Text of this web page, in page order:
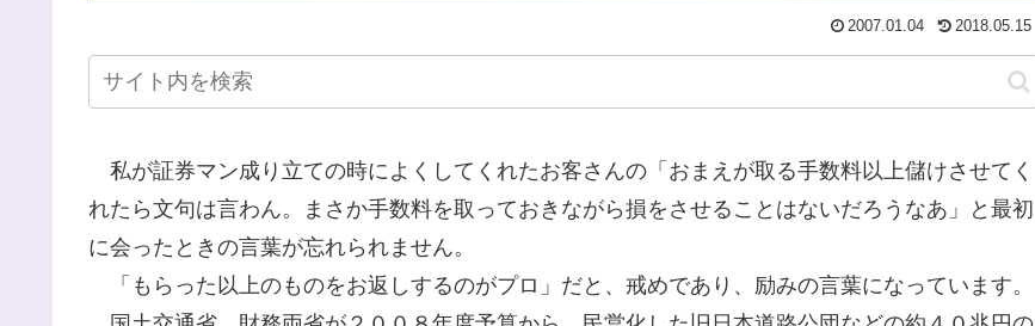
2007.01.04 2018.05.15
私が証券マン成り立ての時によくしてくれたお客さんの「おまえが取る手数料以上儲けさせてく
れたら文句は言わん。まさか手数料を取っておきながら損をさせることはないだろうなあ」と最初
に会ったときの言葉が忘れられません。
「もらった以上のものをお返しするのがプロ」だと、戒めであり、励みの言葉になっています。